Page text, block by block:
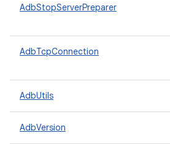
AdbStopServerPreparer
AdbTcpConnection
AdbUtils
AdbVersion